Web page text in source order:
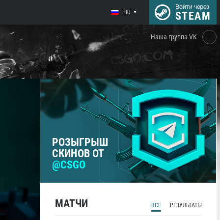
RU
Войти через
STEAM
Наша группа VK
РОЗЫГРЫШ
СКИНОВ ОТ
@CSGO
МАТЧИ ВСЕ РЕЗУЛЬТАТЫ